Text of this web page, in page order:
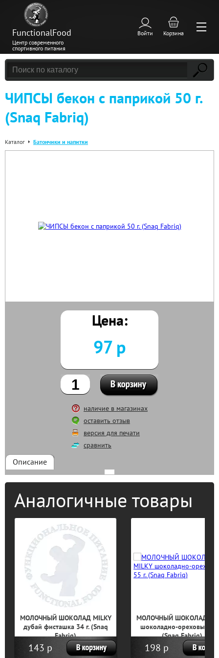
FunctionalFood
Центр современного
спортивного питания
Войти Корзина
ЧИПСЫ бекон с паприкой 50 г.
(Snaq Fabriq)
Каталог Батончики и напитки
Цена:
97 р
наличие в магазинах
оставить отзыв
версия для печати
сравнить
Описание
Аналогичные товары
МОЛОЧНЫЙ ШОКОЛАД MILKY
дубай фисташка 34 г. (Snaq
Fabriq)
143 р
МОЛОЧНЫЙ ШОКОЛАД
шоколадно-ореховый 55
(Snaq Fabriq)
198 р